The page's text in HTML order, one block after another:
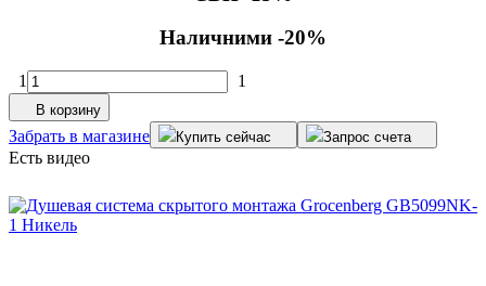
Наличними -20%
1 1
В корзину
Забрать в магазине Купить сейчас Запрос счета
Есть видео